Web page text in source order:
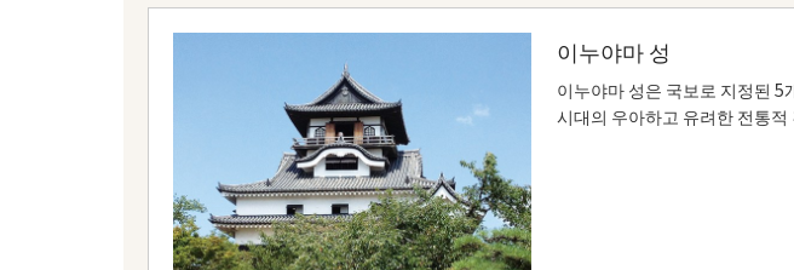
이누야마 성
이누야마 성은 국보로 지정된 5
시대의 우아하고 유려한 전통